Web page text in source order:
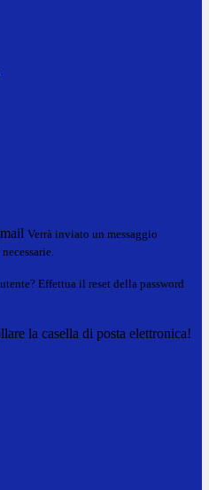
Verrà inviato un messaggio
Effettua il reset della password
la casella di posta elettronica!